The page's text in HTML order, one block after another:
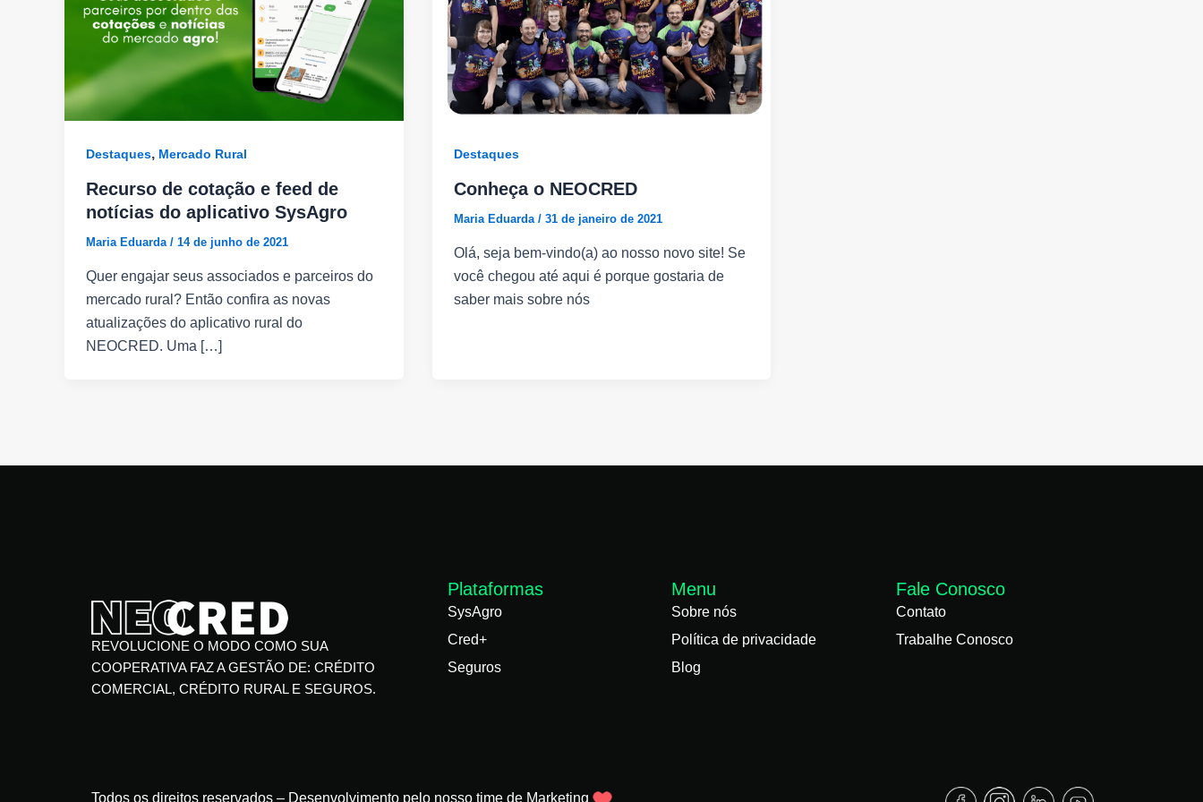
Destaques, Mercado Rural
Recurso de cotação e feed de
notícias do aplicativo SysAgro
Maria Eduarda / 14 de junho de 2021
Quer engajar seus associados e parceiros do
mercado rural? Então confira as novas
atualizações do aplicativo rural do
NEOCRED. Uma […]
Destaques
Conheça o NEOCRED
Maria Eduarda / 31 de janeiro de 2021
Olá, seja bem-vindo(a) ao nosso novo site! Se
você chegou até aqui é porque gostaria de
saber mais sobre nós
REVOLUCIONE O MODO COMO SUA
COOPERATIVA FAZ A GESTÃO DE: CRÉDITO
COMERCIAL, CRÉDITO RURAL E SEGUROS.
Plataformas
SysAgro
Cred+
Seguros
Menu
Sobre nós
Política de privacidade
Blog
Fale Conosco
Contato
Trabalhe Conosco
Todos os direitos reservados – Desenvolvimento pelo nosso time de Marketing